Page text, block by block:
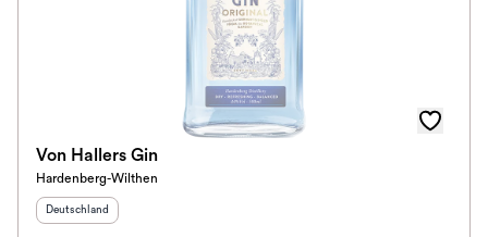
Von Hallers Gin
Hardenberg-Wilthen
Herkunftsland
Deutschland